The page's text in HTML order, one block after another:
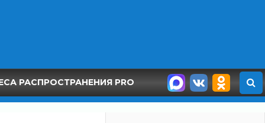
РАСПРОСТРАНЕНИЯ PRO